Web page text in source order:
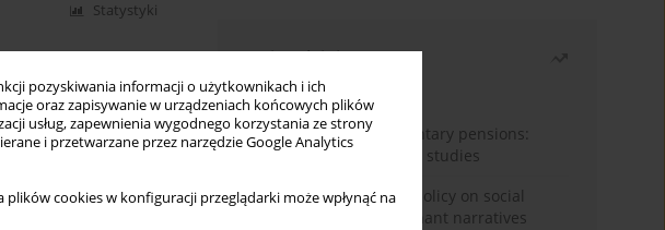
pozyskiwania informacji o użytkownikach i ich
oraz zapisywanie w urządzeniach końcowych plików
usług, zapewnienia wygodnego korzystania ze strony
i przetwarzane przez narzędzie Google Analytics
cookies w konfiguracji przeglądarki może wpłynąć na
Statystyki
Najczęściej czytane
Miesiąc
Rok
Auto-enrolment in voluntary pensions:
Comparative OECD case studies
Delegitimizing climate policy on social
media platforms: Dominant narratives